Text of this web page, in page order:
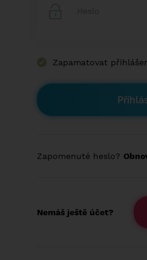
Zapamatovat
Zapomenuté heslo?
Nemáš ještě účet?